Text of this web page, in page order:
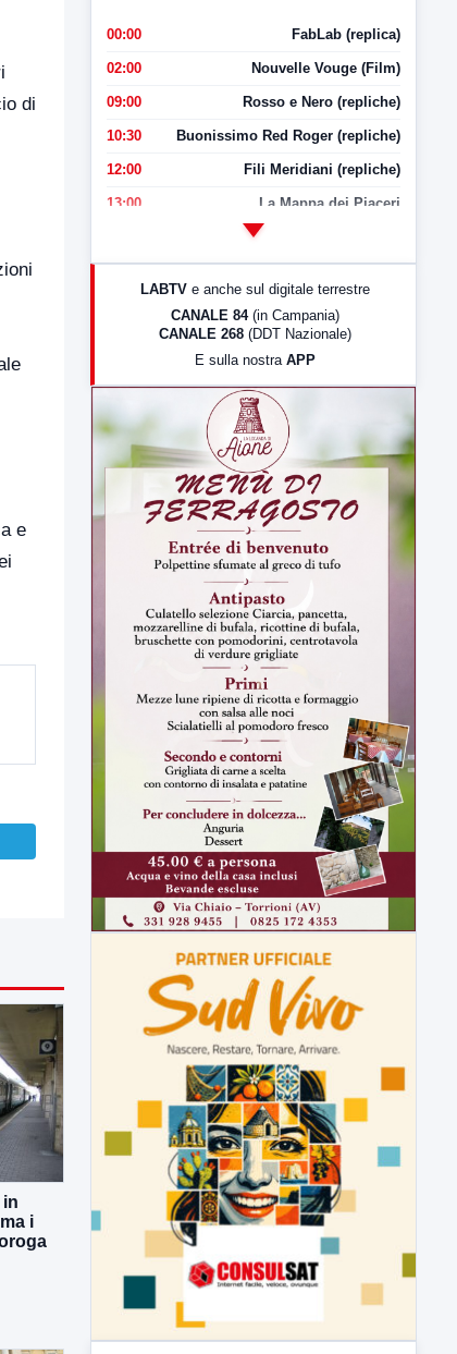
di
e
in
i
00:00 FabLab (replica)
02:00 Nouvelle Vouge (Film)
09:00 Rosso e Nero (repliche)
10:30 Buonissimo Red Roger (repliche)
12:00 Fili Meridiani (repliche)
13:00 La Mappa dei Piaceri
LabNews (Diretta)
LabNews (replica)
LABTV e anche sul digitale terrestre
CANALE 84 (in Campania)
CANALE 268 (DDT Nazionale)
E sulla nostra APP
ULTIMI VIDEO
TUTTI I VIDEO
▶